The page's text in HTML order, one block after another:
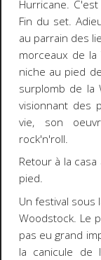
Hurricane.
Fin du set.
au parrain des
morceaux de
niche au pied
surplomb de la
visionnant des
vie, son
rock'n'roll.
Retour à la
pied.
Un festival sous
Woodstock. Le
pas eu grand
la canicule de